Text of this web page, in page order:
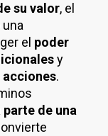
su valor, el
el poder
y
acciones.
parte de una